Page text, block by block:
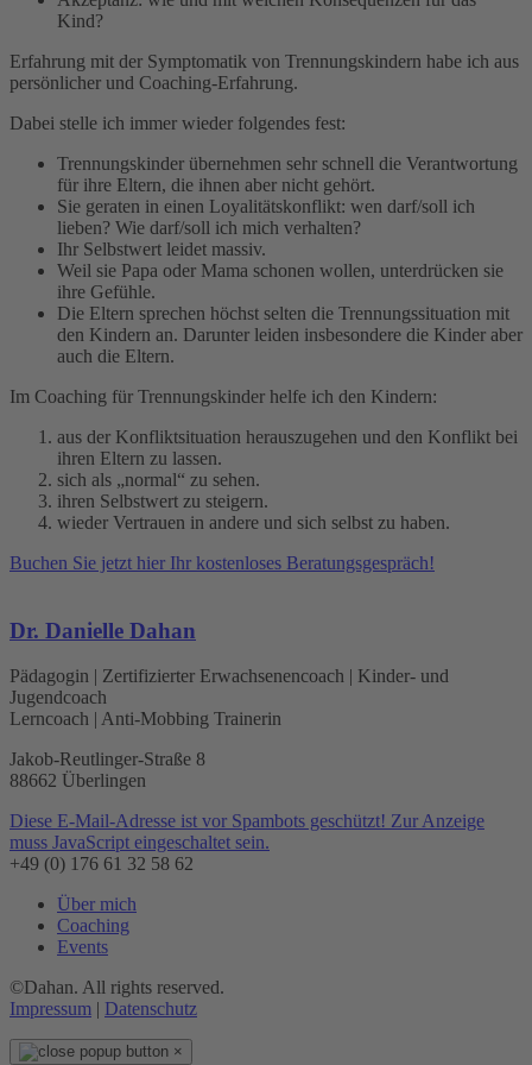
Kind?
Erfahrung mit der Symptomatik von Trennungskindern habe ich aus
persönlicher und Coaching-Erfahrung.
Dabei stelle ich immer wieder folgendes fest:
Trennungskinder übernehmen sehr schnell die Verantwortung
für ihre Eltern, die ihnen aber nicht gehört.
Sie geraten in einen Loyalitätskonflikt: wen darf/soll ich
lieben? Wie darf/soll ich mich verhalten?
Ihr Selbstwert leidet massiv.
Weil sie Papa oder Mama schonen wollen, unterdrücken sie
ihre Gefühle.
Die Eltern sprechen höchst selten die Trennungssituation mit
den Kindern an. Darunter leiden insbesondere die Kinder aber
auch die Eltern.
Im Coaching für Trennungskinder helfe ich den Kindern:
aus der Konfliktsituation herauszugehen und den Konflikt bei
ihren Eltern zu lassen.
sich als „normal“ zu sehen.
ihren Selbstwert zu steigern.
wieder Vertrauen in andere und sich selbst zu haben.
Buchen Sie jetzt hier Ihr kostenloses Beratungsgespräch!
Dr. Danielle Dahan
Pädagogin | Zertifizierter Erwachsenencoach | Kinder- und
Jugendcoach
Lerncoach | Anti-Mobbing Trainerin
Jakob-Reutlinger-Straße 8
88662 Überlingen
Diese E-Mail-Adresse ist vor Spambots geschützt! Zur Anzeige
muss JavaScript eingeschaltet sein.
+49 (0) 176 61 32 58 62
Über mich
Coaching
Events
©Dahan. All rights reserved.
Impressum | Datenschutz
×